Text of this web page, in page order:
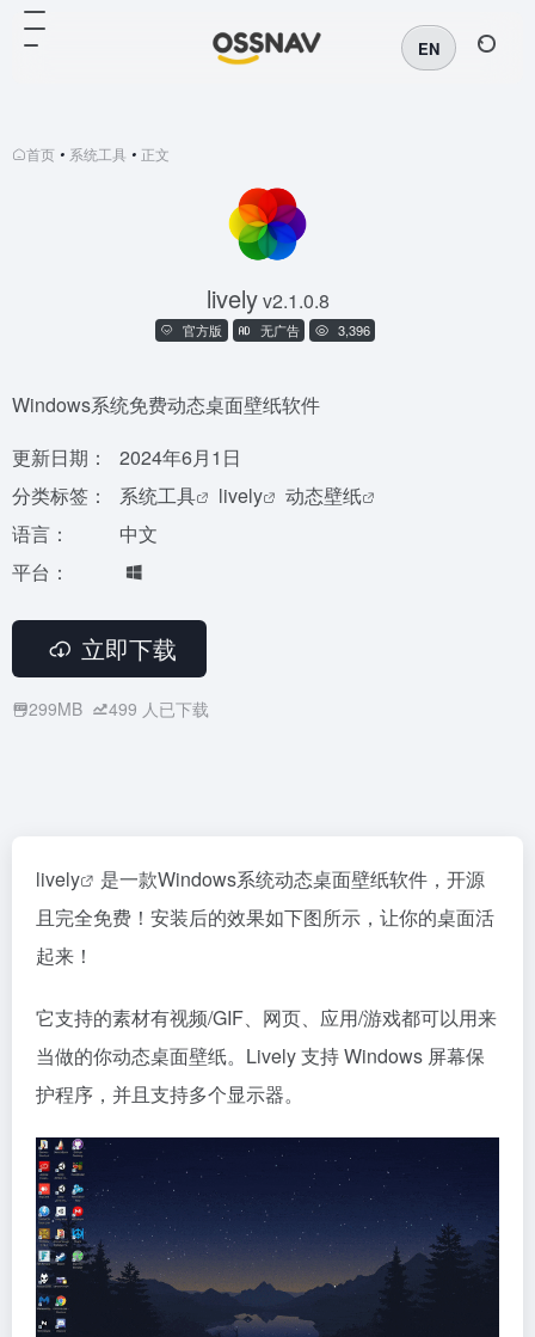
EN
首页 • 系统工具 • 正文
livelyv2.1.0.8
官方版 无广告 3,396
Windows系统免费动态桌面壁纸软件
更新日期：
2024年6月1日
分类标签：
系统工具 lively
动态壁纸
语言：
中文
平台：
立即下载
299MB 499 人已下载
lively
是一款Windows系统动态桌面壁纸软件，开源
且完全免费！安装后的效果如下图所示，让你的桌面活
起来！
它支持的素材有视频/GIF、网页、应用/游戏都可以用来
当做的你动态桌面壁纸。Lively 支持 Windows 屏幕保
护程序，并且支持多个显示器。